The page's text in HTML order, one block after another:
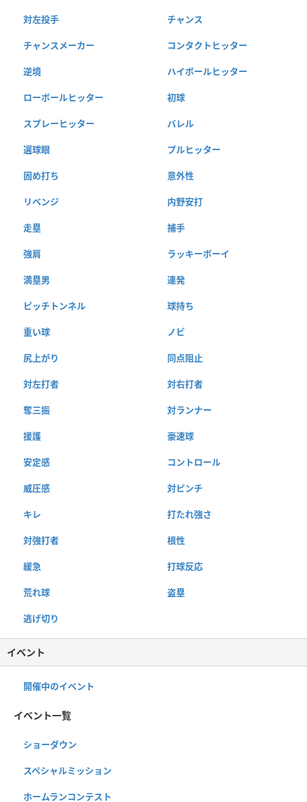
対左投手 チャンス
チャンスメーカー コンタクトヒッター
逆境 ハイボールヒッター
ローボールヒッター 初球
スプレーヒッター バレル
選球眼 プルヒッター
固め打ち 意外性
リベンジ 内野安打
走塁 捕手
強肩 ラッキーボーイ
満塁男 連発
ピッチトンネル 球持ち
重い球 ノビ
尻上がり 同点阻止
対左打者 対右打者
奪三振 対ランナー
援護 豪速球
安定感 コントロール
威圧感 対ピンチ
キレ 打たれ強さ
対強打者 根性
緩急 打球反応
荒れ球 盗塁
逃げ切り
イベント
開催中のイベント
イベント一覧
ショーダウン
スペシャルミッション
ホームランコンテスト